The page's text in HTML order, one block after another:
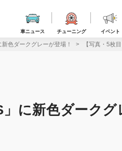
車ニュース チューニング イベント
色ダークグレーが登場！ 【写真・5枚
に新色ダークグ